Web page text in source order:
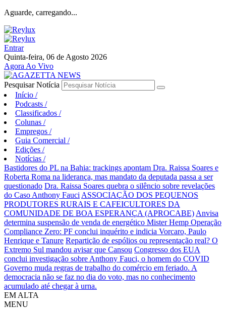
Aguarde, carregando...
Entrar
Quinta-feira, 06 de Agosto 2026
Agora Ao Vivo
Pesquisar Notícia
Início /
Podcasts /
Classificados /
Colunas /
Empregos /
Guia Comercial /
Edições /
Notícias /
Bastidores do PL na Bahia: trackings apontam Dra. Raissa Soares e
Roberta Roma na liderança, mas mandato da deputada passa a ser
questionado Dra. Raissa Soares quebra o silêncio sobre revelações
do Caso Anthony Fauci ASSOCIAÇÃO DOS PEQUENOS
PRODUTORES RURAIS E CAFEICULTORES DA
COMUNIDADE DE BOA ESPERANÇA (APROCABE) Anvisa
determina suspensão de venda de energético Mister Hemp Operação
Compliance Zero: PF conclui inquérito e indicia Vorcaro, Paulo
Henrique e Tanure Repartição de espólios ou representação real? O
Extremo Sul mandou avisar que Cansou Congresso dos EUA
conclui investigação sobre Anthony Fauci, o homem do COVID
Governo muda regras de trabalho do comércio em feriado. A
democracia não se faz no dia do voto, mas no conhecimento
acumulado até chegar à urna.
EM ALTA
MENU